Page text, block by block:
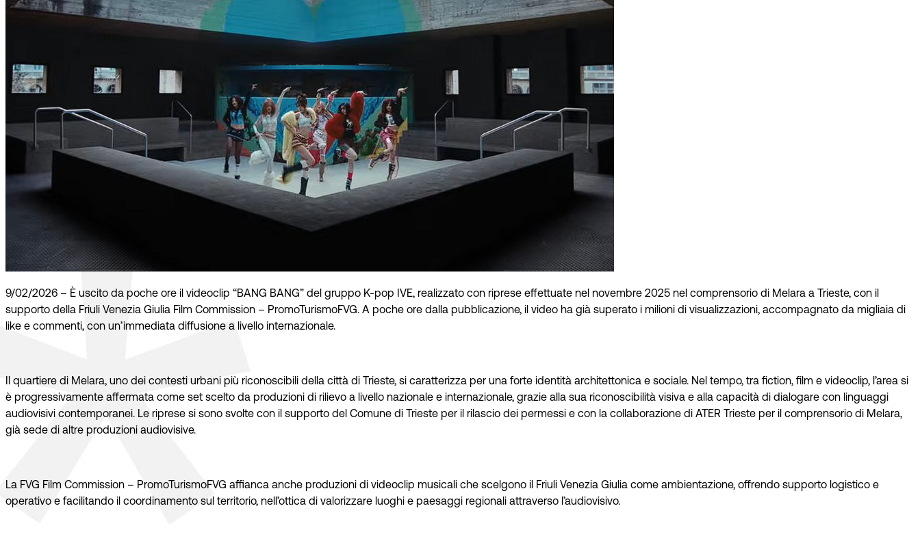
9/02/2026 – È uscito da poche ore il videoclip “BANG BANG” del gruppo K-pop IVE, realizzato con riprese effettuate nel novembre 2025 nel comprensorio di Melara a Trieste, con il
supporto della Friuli Venezia Giulia Film Commission – PromoTurismoFVG. A poche ore dalla pubblicazione, il video ha già superato i milioni di visualizzazioni, accompagnato da migliaia di
like e commenti, con un’immediata diffusione a livello internazionale.
Il quartiere di Melara, uno dei contesti urbani più riconoscibili della città di Trieste, si caratterizza per una forte identità architettonica e sociale. Nel tempo, tra fiction, film e videoclip, l’area si
è progressivamente affermata come set scelto da produzioni di rilievo a livello nazionale e internazionale, grazie alla sua riconoscibilità visiva e alla capacità di dialogare con linguaggi
audiovisivi contemporanei. Le riprese si sono svolte con il supporto del Comune di Trieste per il rilascio dei permessi e con la collaborazione di ATER Trieste per il comprensorio di Melara,
già sede di altre produzioni audiovisive.
La FVG Film Commission – PromoTurismoFVG affianca anche produzioni di videoclip musicali che scelgono il Friuli Venezia Giulia come ambientazione, offrendo supporto logistico e
operativo e facilitando il coordinamento sul territorio, nell’ottica di valorizzare luoghi e paesaggi regionali attraverso l’audiovisivo.